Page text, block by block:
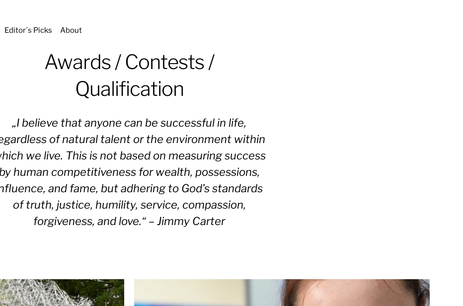
Editor´s Picks About
Awards / Contests /
Qualification
„I believe that anyone can be successful in life,
of natural talent or the environment within
we live. This is not based on measuring success
by human competitiveness for wealth, possessions,
and fame, but adhering to God’s standards
of truth, justice, humility, service, compassion,
forgiveness, and love.“ – Jimmy Carter